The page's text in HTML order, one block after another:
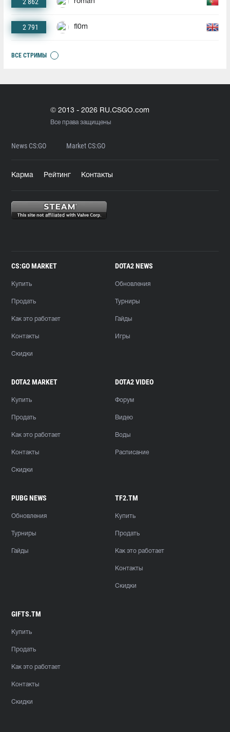
roman
2 791 fl0m
ВСЕ СТРИМЫ
© 2013 - 2026 RU.CSGO.com
Все права защищены
News CS:GO Market CS:GO
Карма Рейтинг Контакты
CS:GO MARKET
Купить
Продать
Как это работает
Контакты
Скидки
DOTA2 NEWS
Обновления
Турниры
Гайды
Игры
DOTA2 MARKET
Купить
Продать
Как это работает
Контакты
Скидки
DOTA2 VIDEO
Форум
Видео
Воды
Расписание
PUBG NEWS
Обновления
Турниры
Гайды
TF2.TM
Купить
Продать
Как это работает
Контакты
Скидки
GIFTS.TM
Купить
Продать
Как это работает
Контакты
Скидки